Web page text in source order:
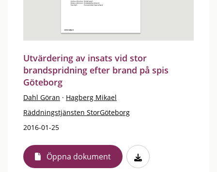
Utvärdering av insats vid stor
brandspridning efter brand på spis
Göteborg
Dahl Göran · Hagberg Mikael
Räddningstjänsten StorGöteborg
2016-01-25
Öppna dokument